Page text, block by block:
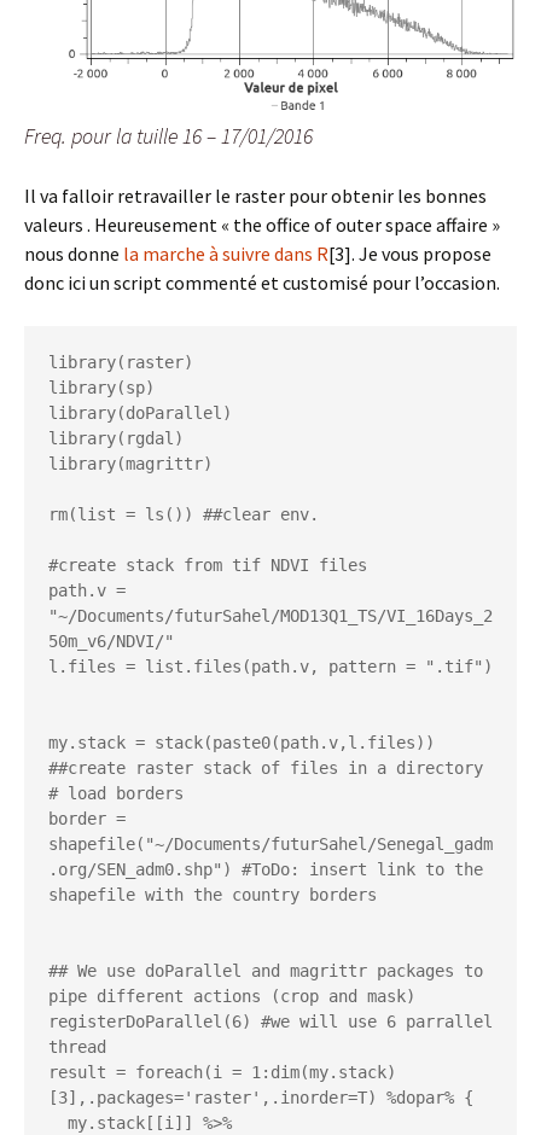
Freq. pour la tuille 16 – 17/01/2016
Il va falloir retravailler le raster pour obtenir les bonnes
valeurs . Heureusement « the office of outer space affaire »
nous donne la marche à suivre dans R[3]. Je vous propose
donc ici un script commenté et customisé pour l’occasion.
library(raster)
library(sp)
library(doParallel)
library(rgdal)
library(magrittr)
rm(list = ls()) ##clear env.
#create stack from tif NDVI files
path.v =
"~/Documents/futurSahel/MOD13Q1_TS/VI_16Days_2
50m_v6/NDVI/"
l.files = list.files(path.v, pattern = ".tif")
my.stack = stack(paste0(path.v,l.files))
##create raster stack of files in a directory
# load borders
border =
shapefile("~/Documents/futurSahel/Senegal_gadm
.org/SEN_adm0.shp") #ToDo: insert link to the
shapefile with the country borders
## We use doParallel and magrittr packages to
pipe different actions (crop and mask)
registerDoParallel(6) #we will use 6 parrallel
thread
result = foreach(i = 1:dim(my.stack)
[3],.packages='raster',.inorder=T) %dopar% {
my.stack[[i]] %>%